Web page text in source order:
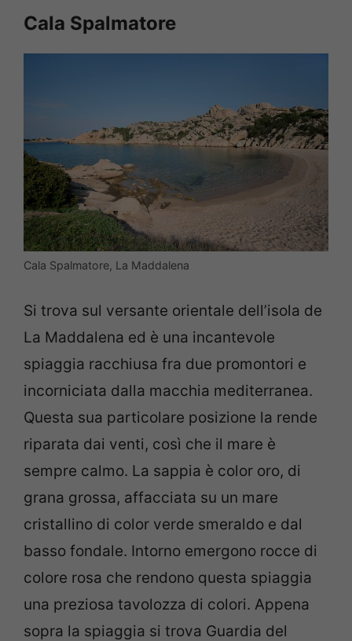
Cala Spalmatore
Cala Spalmatore, La Maddalena
Si trova sul versante orientale dell’isola de
La Maddalena ed è una incantevole
spiaggia racchiusa fra due promontori e
incorniciata dalla macchia mediterranea.
Questa sua particolare posizione la rende
riparata dai venti, così che il mare è
sempre calmo. La sappia è color oro, di
grana grossa, affacciata su un mare
cristallino di color verde smeraldo e dal
basso fondale. Intorno emergono rocce di
colore rosa che rendono questa spiaggia
una preziosa tavolozza di colori. Appena
sopra la spiaggia si trova Guardia del